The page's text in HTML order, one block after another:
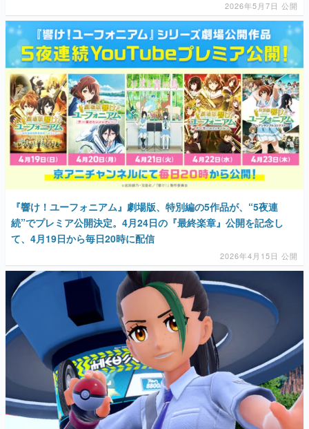
特集記事
マンガ
女性向け
アプリレビュー
その他
電ファミニコゲーマーとは？
運営：株式会社マレ
『響け！ユーフォニアム』劇場版、特別編の5作品が、“5夜連
続”でプレミア公開決定。4月24日の『最終楽章』公開を記念し
て、4月19日から毎日20時に配信
2026年4月15日 公開
『ポケットモンスター スカーレット・バイオレット』の発売1周
年を記念して、ネモが主人公のオリジナル短編小説『きみと雨上